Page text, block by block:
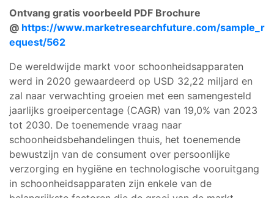
Ontvang gratis voorbeeld PDF Brochure
@ https://www.marketresearchfuture.com/sample_r
equest/562
De wereldwijde markt voor schoonheidsapparaten
werd in 2020 gewaardeerd op USD 32,22 miljard en
zal naar verwachting groeien met een samengesteld
jaarlijks groeipercentage (CAGR) van 19,0% van 2023
tot 2030. De toenemende vraag naar
schoonheidsbehandelingen thuis, het toenemende
bewustzijn van de consument over persoonlijke
verzorging en hygiëne en technologische vooruitgang
in schoonheidsapparaten zijn enkele van de